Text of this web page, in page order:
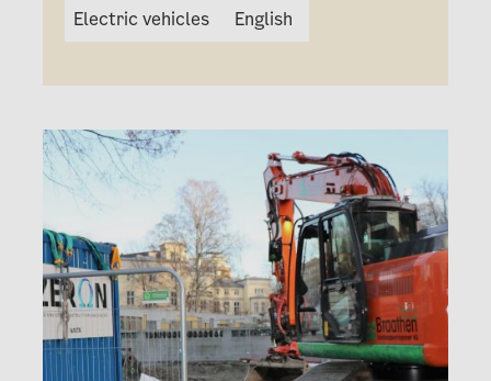
Electric vehicles
English